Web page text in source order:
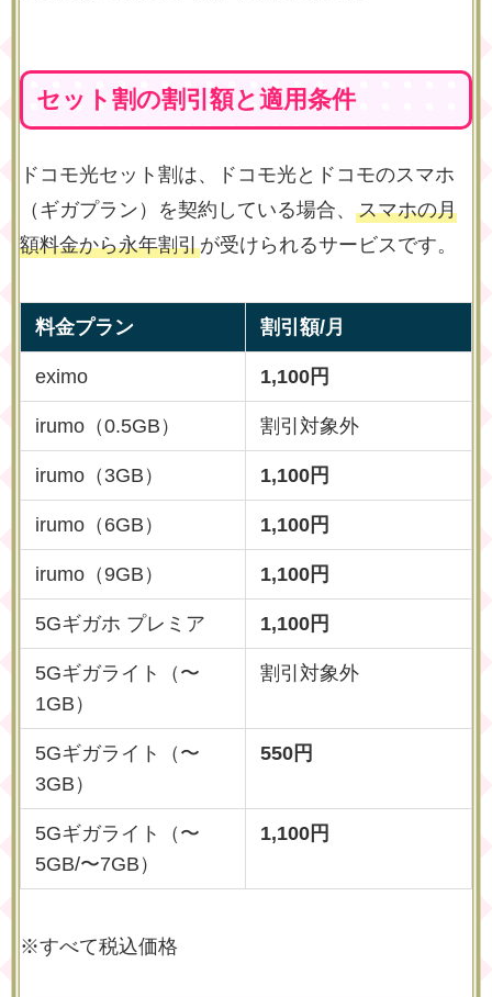
セット割の割引額と適用条件
ドコモ光セット割は、ドコモ光とドコモのスマホ
（ギガプラン）を契約している場合、 スマホの月
額料金から永年割引が受けられるサービスです。
料金プラン 割引額/月
eximo 1,100円
irumo（0.5GB） 割引対象外
irumo（3GB） 1,100円
irumo（6GB） 1,100円
irumo（9GB） 1,100円
5Gギガホ プレミア 1,100円
5Gギガライト（〜
1GB）
割引対象外
5Gギガライト（〜
3GB）
550円
5Gギガライト（〜
5GB/〜7GB）
1,100円
※すべて税込価格